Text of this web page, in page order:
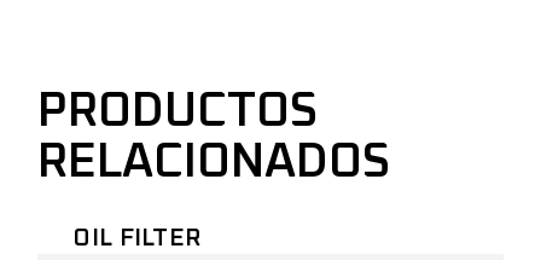
PRODUCTOS
RELACIONADOS
OIL FILTER